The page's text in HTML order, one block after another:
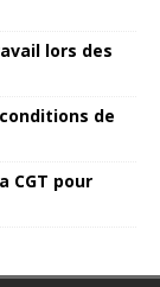
lors des
de
CGT pour